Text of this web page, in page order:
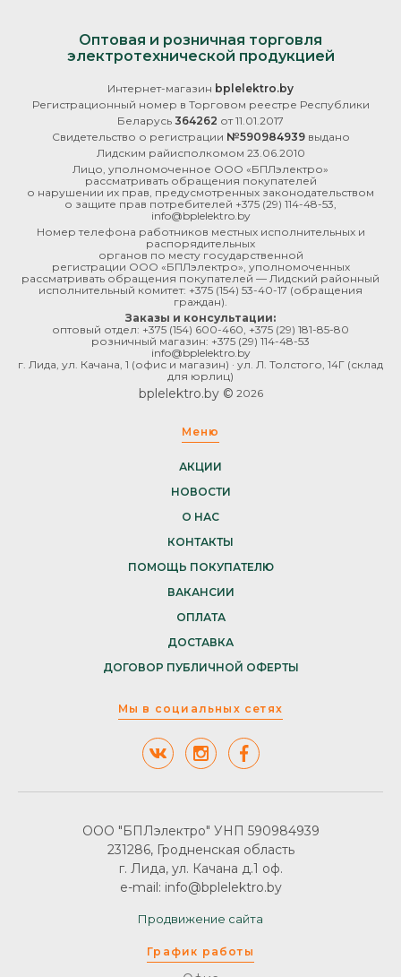
Оптовая и розничная торговля
электротехнической продукцией
Интернет-магазин bplelektro.by
Регистрационный номер в Торговом реестре Республики
Беларусь 364262 от 11.01.2017
Свидетельство о регистрации №590984939выдано
Лидским райисполкомом 23.06.2010
Лицо, уполномоченное ООО «БПЛэлектро»
рассматривать обращения покупателей
о нарушении их прав, предусмотренных законодательством
о защите прав потребителей +375 (29) 114-48-53
info@bplelektro.by
Номер телефона работников местных исполнительных и
распорядительных
органов по месту государственной
регистрации ООО «БПЛэлектро», уполномоченных
рассматривать обращения покупателей — Лидский районный
исполнительный комитет: +375 (154) 53-40-17 (обращения
граждан).
Заказы и консультации:
оптовый отдел: +375 (154) 600-460 +375 (29) 181-85-80
розничный магазин: +375 (29) 114-48-53
info@bplelektro.by
г. Лида, ул. Качана, 1 (офис и магазин) · ул. Л. Толстого, 14Г (склад
для юрлиц)
bplelektro.by © 2026
Меню
АКЦИИ
НОВОСТИ
О НАС
КОНТАКТЫ
ПОМОЩЬ ПОКУПАТЕЛЮ
ВАКАНСИИ
ОПЛАТА
ДОСТАВКА
ДОГОВОР ПУБЛИЧНОЙ ОФЕРТЫ
Мы в социальных сетях
График работы
ООО "БПЛэлектро" УНП 590984939
231286, Гродненская область
г. Лида, ул. Качана д.1 оф.
e-mail: info@bplelektro.by
Продвижение сайта